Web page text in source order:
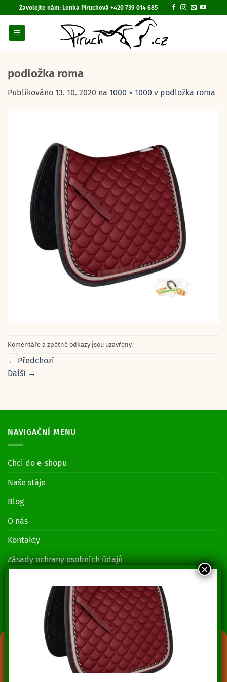
Spravovat souhlas s cookies
Abychom poskytli co nejlepší služby, používáme k ukládání a/nebo
přístupu k informacím o zařízení, technologie jako jsou soubory cookies.
Přeskočit
na
obsah
Zavolejte nám: Lenka Piruchová +420 739 014 685
podložka roma
Publikováno 13. 10. 2020 na 1000 × 1000 v podložka roma
Komentáře a zpětné odkazy jsou uzavřeny.
← Předchozí
Další →
NAVIGAČNÍ MENU
Chci do e-shopu
Naše stáje
Blog
O nás
Kontakty
Zásady ochrany osobních údajů
KONTAKTUJTE NÁS
Lenka Piruchová
+420 739 014 685
Jozef Piruch
+420 739 014 689